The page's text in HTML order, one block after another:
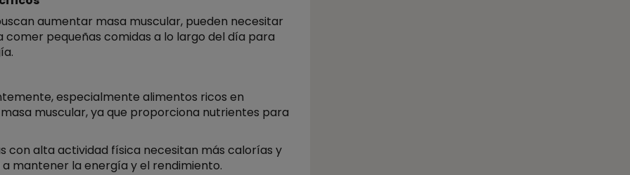
aumentar masa muscular, pueden necesitar
pequeñas comidas a lo largo del día para
especialmente alimentos ricos en
muscular, ya que proporciona nutrientes para
con alta actividad física necesitan más calorías y
mantener la energía y el rendimiento.